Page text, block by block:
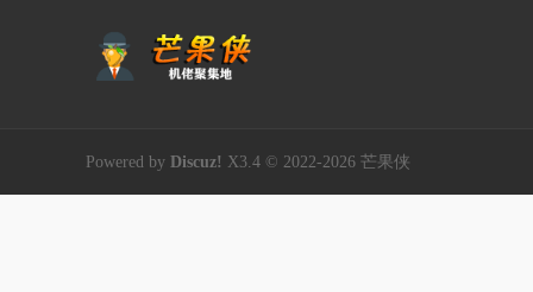
Powered by Discuz! X3.4 © 2022-2026 芒果侠